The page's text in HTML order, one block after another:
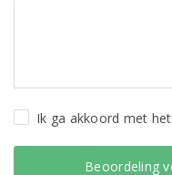
Ik ga akkoord met het